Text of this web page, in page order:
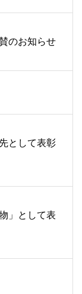
のお知らせ
として表彰
」として表